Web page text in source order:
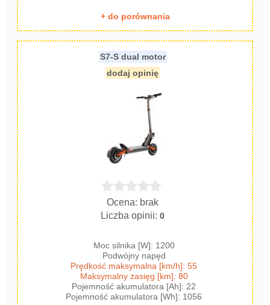
+ do porównania
S7-S dual motor
dodaj opinię
Ocena: brak
Liczba opinii:0
Moc silnika [W]: 1200
Podwójny napęd
Prędkość maksymalna [km/h]: 55
Maksymalny zasięg [km]: 80
Pojemność akumulatora [Ah]: 22
Pojemność akumulatora [Wh]: 1056